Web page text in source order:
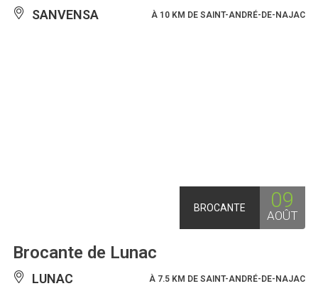
SANVENSA À 10 KM DE SAINT-ANDRÉ-DE-NAJAC
BROCANTE 09
AOÛT
Brocante de Lunac
LUNAC À 7.5 KM DE SAINT-ANDRÉ-DE-NAJAC